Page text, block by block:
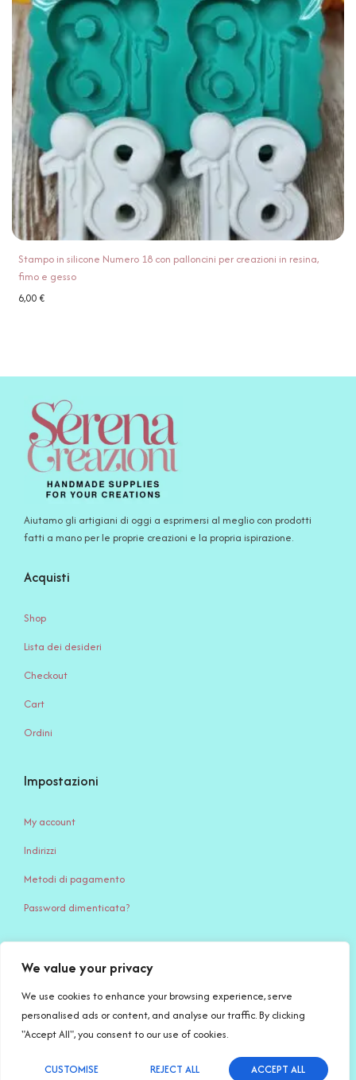
We value your privacy
We use cookies to enhance your browsing experience, serve
personalised ads or content, and analyse our traffic. By clicking
"Accept All", you consent to our use of cookies.
CUSTOMISE REJECT ALL ACCEPT ALL
Stampo in silicone Numero 18 con palloncini per creazioni in resina,
fimo e gesso
6,00€
Aiutamo gli artigiani di oggi a esprimersi al meglio con prodotti
fatti a mano per le proprie creazioni e la propria ispirazione.
Acquisti
Shop
Lista dei desideri
Checkout
Cart
Ordini
Impostazioni
My account
Indirizzi
Metodi di pagamento
Password dimenticata?
Serena Creazione di Serena Stampone – Via Giardino, 65 – 71032
Biccari (FG) – c.f. STMSRN95S45D643Q – P.IVA IT 04494740717 –
PEC: serenacreazioni@pec.it
Copyright © 2026 Serena Creazioni| Made with
by Salvatore
English